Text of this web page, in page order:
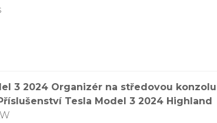
3 2024 Organizér na středovou
Tesla Model 3 2024 Highland